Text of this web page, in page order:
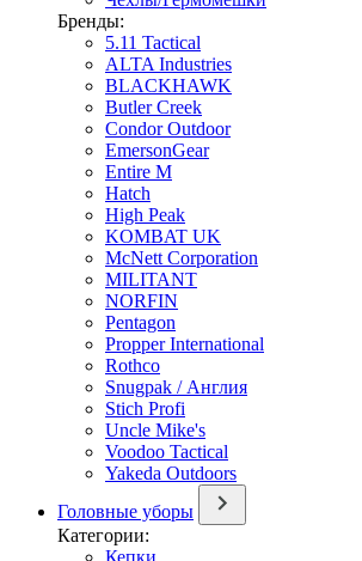
Бренды:
5.11 Tactical
ALTA Industries
BLACKHAWK
Butler Creek
Condor Outdoor
EmersonGear
Entire M
Hatch
High Peak
KOMBAT UK
McNett Corporation
MILITANT
NORFIN
Pentagon
Propper International
Rothco
Snugpak / Англия
Stich Profi
Uncle Mike's
Voodoo Tactical
Yakeda Outdoors
Головные уборы
Категории:
Кепки